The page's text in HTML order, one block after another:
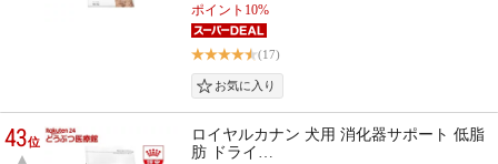
ポイント10%
(17)
43位
ロイヤルカナン 犬用 消化器サポート 低脂
肪 ドライ…